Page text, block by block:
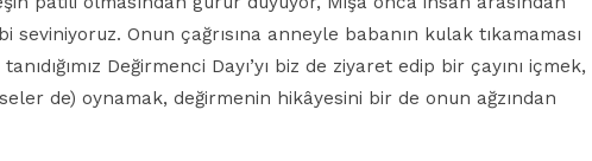
Onun çağrısına anneyle babanın kulak tıkamaması
Değirmenci Dayı’yı biz de ziyaret edip bir çayını içmek,
de) oynamak, değirmenin hikâyesini bir de onun ağzından